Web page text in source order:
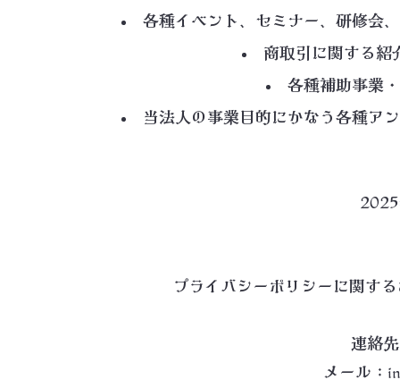
各種イベント、セミナー、研修会
商取引に関する紹
各種補助事業
当法人の事業目的にかなう各種ア
プライバシーポリシーに関す
連絡
メール：